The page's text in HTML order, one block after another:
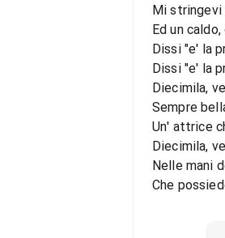
Mi
Ed un caldo,
Dissi "e' la
Dissi "e' la
Diecimila,
Sempre
Un' attrice
Diecimila,
Nelle mani
Che